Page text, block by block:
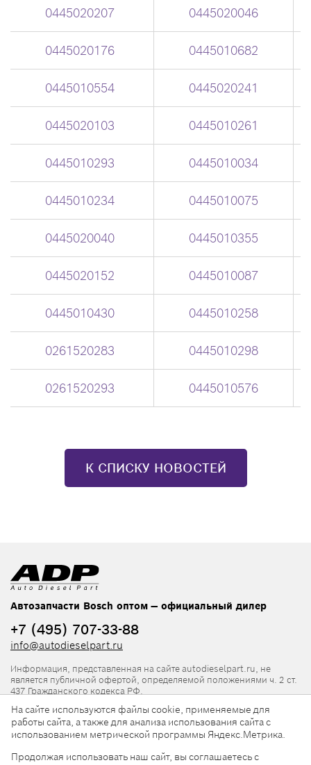
0445020207 0445020046
0445020176 0445010682
0445010554 0445020241
0445020103 0445010261
0445010293 0445010034
0445010234 0445010075
0445020040 0445010355
0445020152 0445010087
0445010430 0445010258
0261520283 0445010298
0261520293 0445010576
К СПИСКУ НОВОСТЕЙ
Автозапчасти Bosch оптом — официальный дилер
+7 (495) 707-33-88
info@autodieselpart.ru
Информация, представленная на сайте autodieselpart.ru, не
является публичной офертой, определяемой положениями ч. 2 ст.
437 Гражданского кодекса РФ.
Нормативная документация
ADP в социальных сетях
На сайте используются файлы cookie, применяемые для
работы сайта, а также для анализа использования сайта с
использованием метрической программы Яндекс.Метрика.
Продолжая использовать наш сайт, вы соглашаетесь с